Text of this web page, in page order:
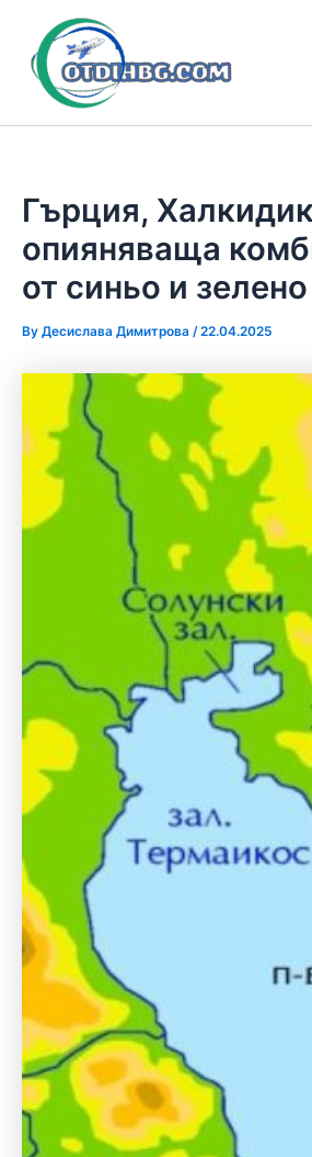
content
Гърция,
опияняваща
от синьо и зелено
By Десислава Димитрова /22.04.2025